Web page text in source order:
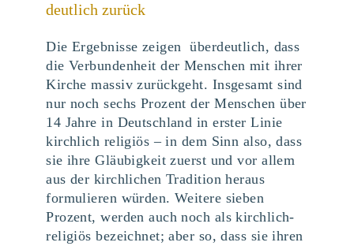
deutlich zurück
Die Ergebnisse zeigen überdeutlich, dass
die Verbundenheit der Menschen mit ihrer
Kirche massiv zurückgeht. Insgesamt sind
nur noch sechs Prozent der Menschen über
14 Jahre in Deutschland in erster Linie
kirchlich religiös – in dem Sinn also, dass
sie ihre Gläubigkeit zuerst und vor allem
aus der kirchlichen Tradition heraus
formulieren würden. Weitere sieben
Prozent, werden auch noch als kirchlich-
religiös bezeichnet; aber so, dass sie ihren